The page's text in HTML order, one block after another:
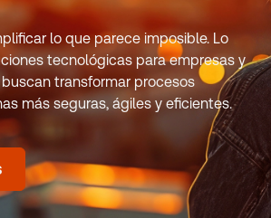
lo que parece imposible. Lo
tecnológicas para empresas y
transformar procesos
más seguras, ágiles y eficientes.